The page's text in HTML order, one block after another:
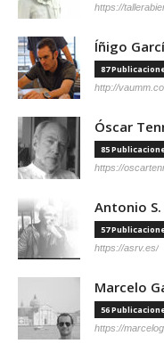
https://
Íñigo
87
http://
Óscar
85
https://
Antonio S.
57
https://asrv.es/
Marcelo
56
https://